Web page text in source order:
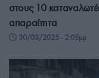
στους 10
απαραίτητα
30/03/2025 - 2:05μμ